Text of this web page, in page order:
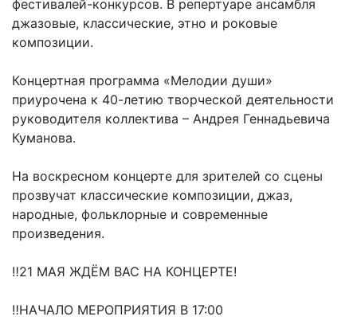
фестивалей-конкурсов. В репертуаре ансамбля
джазовые, классические, этно и роковые
композиции.
Концертная программа «Мелодии души»
приурочена к 40-летию творческой деятельности
руководителя коллектива – Андрея Геннадьевича
Куманова.
На воскресном концерте для зрителей со сцены
прозвучат классические композиции, джаз,
народные, фольклорные и современные
произведения.
‼21 МАЯ ЖДЁМ ВАС НА КОНЦЕРТЕ!
‼НАЧАЛО МЕРОПРИЯТИЯ В 17:00